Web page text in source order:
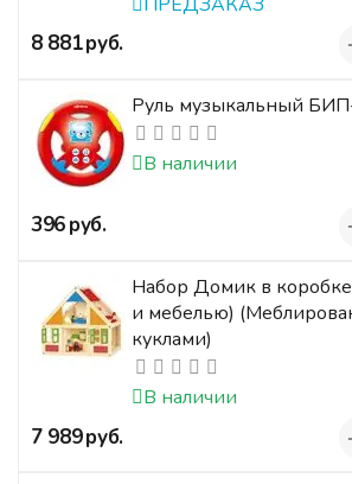
‍8 881‍руб.
Руль музыкальный
В наличии
‍396‍руб.
Набор Домик в коробке
и мебелью)
куклами)
В наличии
‍7 989‍руб.